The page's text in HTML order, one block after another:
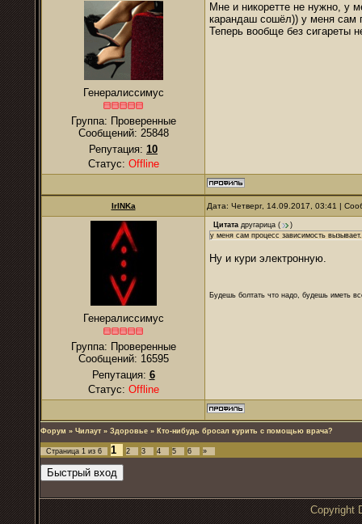
Генералиссимус
Группа: Проверенные
Сообщений: 25848
Репутация: 10
Статус: Offline
Мне и никоретте не нужно, у
карандаш сошёл)) у меня сам
Теперь вообще без сигареты
IrINKa Дата: Четверг, 14.09.2017, 03:41 |
Генералиссимус
Группа: Проверенные
Сообщений: 16595
Репутация: 6
Статус: Offline
Цитата другарица (
)
у меня сам процесс зависимость
Ну и кури электронную.
Будешь болтать что надо, будешь иметь
Форум » Чилаут » Здоровье » Кто-нибудь бросал курить с помощью врача?
Страница 1 из 6 1 2 3 4 5 6 »
Copyright